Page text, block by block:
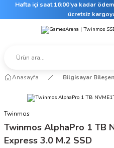
Hafta içi saat 16:00’ya kadar
ücretsiz
Anasayfa Bilgisayar
Twinmos
Twinmos AlphaPro 1 TB
Express 3.0 M.2 SSD